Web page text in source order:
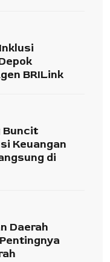
BRILink
Buncit
Keuangan
di
Daerah